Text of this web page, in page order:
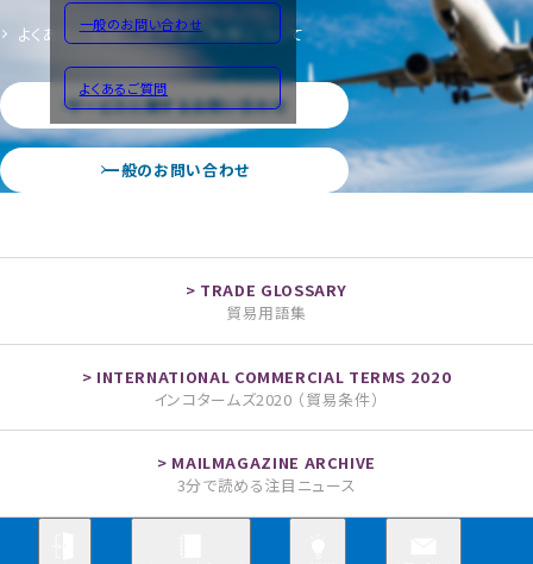
一般のお問い合わせ
よくあるご質問
よくあるご質問 サイトのご利用について
サービスに関するお問い合わせ
一般のお問い合わせ
貿易用語集
インコタームズ2020 （貿易条件）
3分で読める注目ニュース